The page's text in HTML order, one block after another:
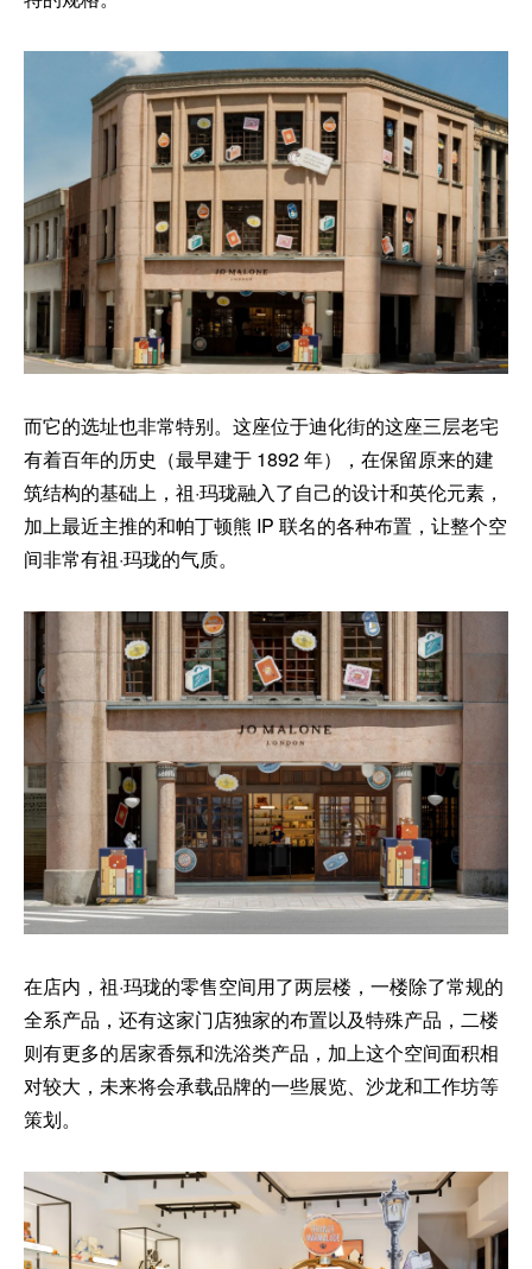
而它的选址也非常特别。这座位于迪化街的这座三层老宅
有着百年的历史（最早建于 1892 年），在保留原来的建
筑结构的基础上，祖·玛珑融入了自己的设计和英伦元素，
加上最近主推的和帕丁顿熊 IP 联名的各种布置，让整个空
间非常有祖·玛珑的气质。
在店内，祖·玛珑的零售空间用了两层楼，一楼除了常规的
全系产品，还有这家门店独家的布置以及特殊产品，二楼
则有更多的居家香氛和洗浴类产品，加上这个空间面积相
对较大，未来将会承载品牌的一些展览、沙龙和工作坊等
策划。